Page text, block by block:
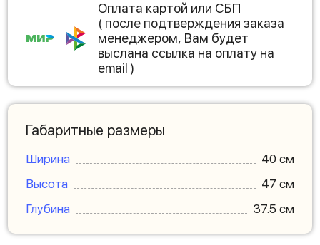
Оплата картой или СБП
( после подтверждения заказа
менеджером, Вам будет
выслана ссылка на оплату на
email )
Габаритные размеры
Ширина
40 см
Высота
47 см
Глубина
37.5 см